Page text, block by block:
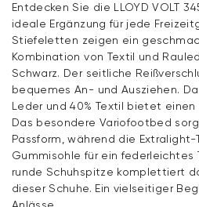
Entdecken Sie die LLOYD VOLT
ideale Ergänzung für jede
Stiefeletten zeigen ein
Kombination von Textil und
Schwarz. Der seitliche
bequemes An- und Ausziehen.
Leder und 40% Textil bietet
Das besondere Variofootbed
Passform, während die
Gummisohle für ein federleichtes
runde Schuhspitze komplettiert
dieser Schuhe. Ein vielseitiger